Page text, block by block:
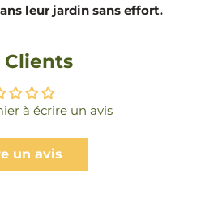
leur jardin sans effort.
Clients
à écrire un avis
un avis